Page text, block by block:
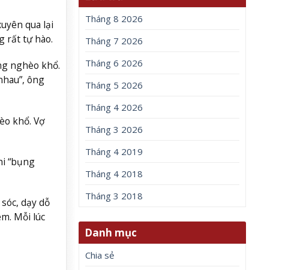
qua lại
rất tự hào.
nghèo khổ.
ông
khổ. Vợ
“bụng
dạy dỗ
Mỗi lúc
Tháng 8 2026
Tháng 7 2026
Tháng 6 2026
Tháng 5 2026
Tháng 4 2026
Tháng 3 2026
Tháng 4 2019
Tháng 4 2018
Tháng 3 2018
Danh mục
Chia sẻ